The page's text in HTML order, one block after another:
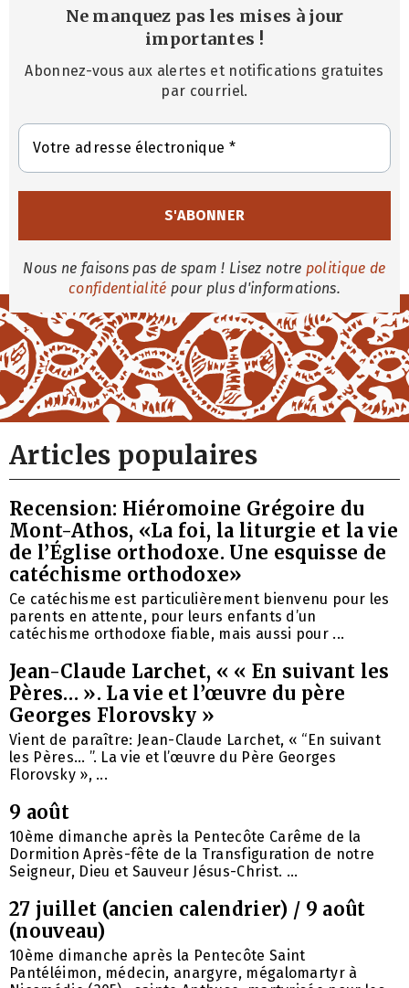
Ne manquez pas les mises à jour
importantes !
Abonnez-vous aux alertes et notifications gratuites
par courriel.
Nous ne faisons pas de spam ! Lisez notre politique de
confidentialité pour plus d'informations.
Articles populaires
Recension: Hiéromoine Grégoire du
Mont-Athos, «La foi, la liturgie et la vie
de l’Église orthodoxe. Une esquisse de
catéchisme orthodoxe»
Ce catéchisme est particulièrement bienvenu pour les
parents en attente, pour leurs enfants d’un
catéchisme orthodoxe fiable, mais aussi pour ...
Jean-Claude Larchet, « « En suivant les
Pères… ». La vie et l’œuvre du père
Georges Florovsky »
Vient de paraître: Jean-Claude Larchet, « “En suivant
les Pères… ”. La vie et l’œuvre du Père Georges
Florovsky », ...
9 août
10ème dimanche après la Pentecôte Carême de la
Dormition Après-fête de la Transfiguration de notre
Seigneur, Dieu et Sauveur Jésus-Christ. ...
27 juillet (ancien calendrier) / 9 août
(nouveau)
10ème dimanche après la Pentecôte Saint
Pantéléimon, médecin, anargyre, mégalomartyr à